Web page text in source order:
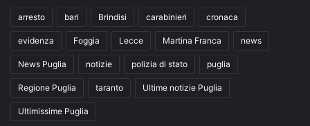
arresto bari Brindisi carabinieri cronaca
evidenza Foggia Lecce Martina Franca news
News Puglia notizie polizia di stato puglia
Regione Puglia taranto Ultime notizie Puglia
Ultimissime Puglia